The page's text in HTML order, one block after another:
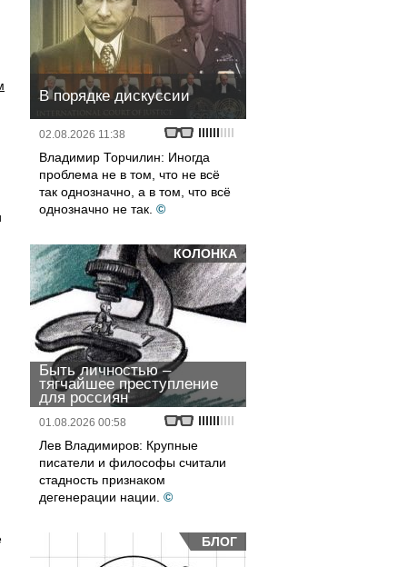
В порядке дискуссии
02.08.2026 11:38
Владимир Торчилин: Иногда
проблема не в том, что не всё
так однозначно, а в том, что всё
однозначно не так. ©
КОЛОНКА
Быть личностью –
тягчайшее преступление
для россиян
01.08.2026 00:58
Лев Владимиров: Крупные
писатели и философы считали
стадность признаком
дегенерации нации. ©
БЛОГ